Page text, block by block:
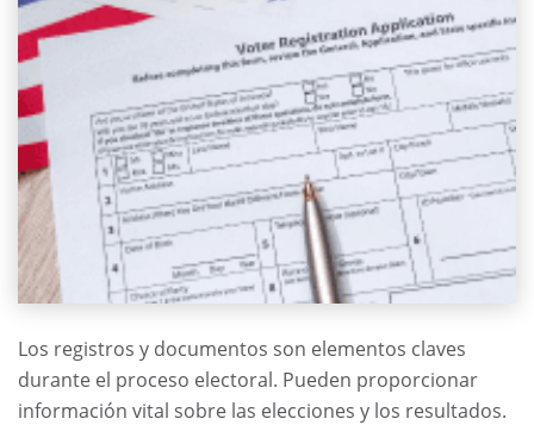
Los registros y documentos son elementos claves
durante el proceso electoral. Pueden proporcionar
información vital sobre las elecciones y los resultados.